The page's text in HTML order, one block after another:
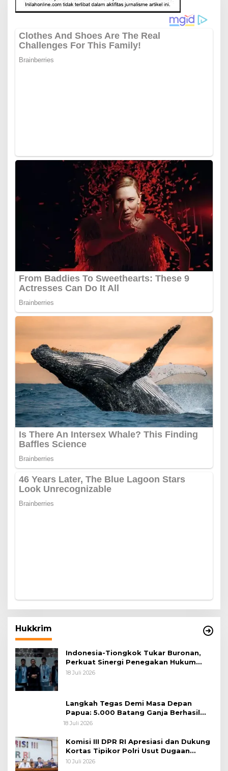
Hukkrim
Indonesia-Tiongkok Tukar Buronan,
Perkuat Sinergi Penegakan Hukum
Lintas Negara
18 Juli 2026
Langkah Tegas Demi Masa Depan
Papua: 5.000 Batang Ganja Berhasil
Diungkap Koops TNI Habema
18 Juli 2026
Komisi III DPR RI Apresiasi dan Dukung
Kortas Tipikor Polri Usut Dugaan
Korupsi Batu Bara
10 Juli 2026